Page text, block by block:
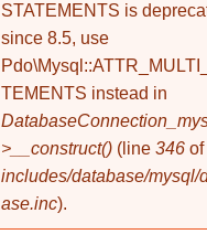
STATEMENTS is
since 8.5, use
TEMENTS instead in
>__construct() (line 346 of
includes/database/mysql/
ase.inc).